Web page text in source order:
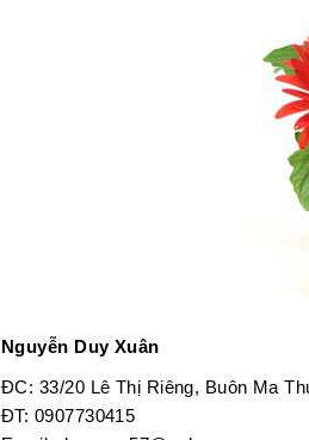
Nguyễn Duy Xuân
ĐC: 33/20 Lê Thị Riêng, Buôn Ma
ĐT: 0907730415